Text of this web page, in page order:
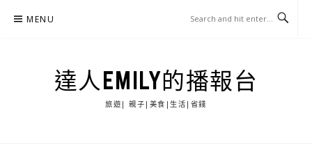
MENU
達人EMILY的播報台
旅遊| 親子|美食|生活|省錢